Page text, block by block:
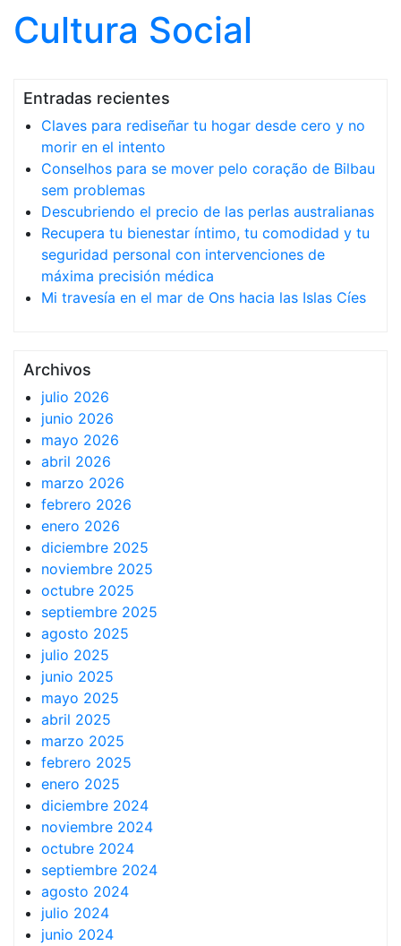
Cultura Social
Entradas recientes
Claves para rediseñar tu hogar desde cero y no
morir en el intento
Conselhos para se mover pelo coração de Bilbau
sem problemas
Descubriendo el precio de las perlas australianas
Recupera tu bienestar íntimo, tu comodidad y tu
seguridad personal con intervenciones de
máxima precisión médica
Mi travesía en el mar de Ons hacia las Islas Cíes
Archivos
julio 2026
junio 2026
mayo 2026
abril 2026
marzo 2026
febrero 2026
enero 2026
diciembre 2025
noviembre 2025
octubre 2025
septiembre 2025
agosto 2025
julio 2025
junio 2025
mayo 2025
abril 2025
marzo 2025
febrero 2025
enero 2025
diciembre 2024
noviembre 2024
octubre 2024
septiembre 2024
agosto 2024
julio 2024
junio 2024